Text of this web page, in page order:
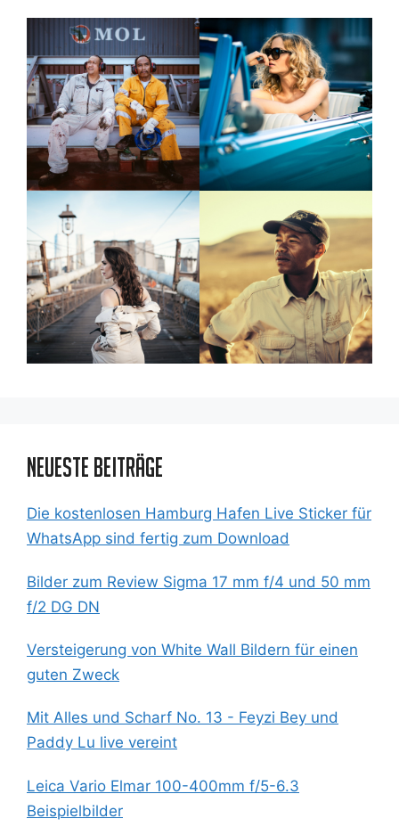
Neueste Beiträge
Die kostenlosen Hamburg Hafen Live Sticker für
WhatsApp sind fertig zum Download
Bilder zum Review Sigma 17 mm f/4 und 50 mm
f/2 DG DN
Versteigerung von White Wall Bildern für einen
guten Zweck
Mit Alles und Scharf No. 13 - Feyzi Bey und
Paddy Lu live vereint
Leica Vario Elmar 100-400mm f/5-6.3
Beispielbilder